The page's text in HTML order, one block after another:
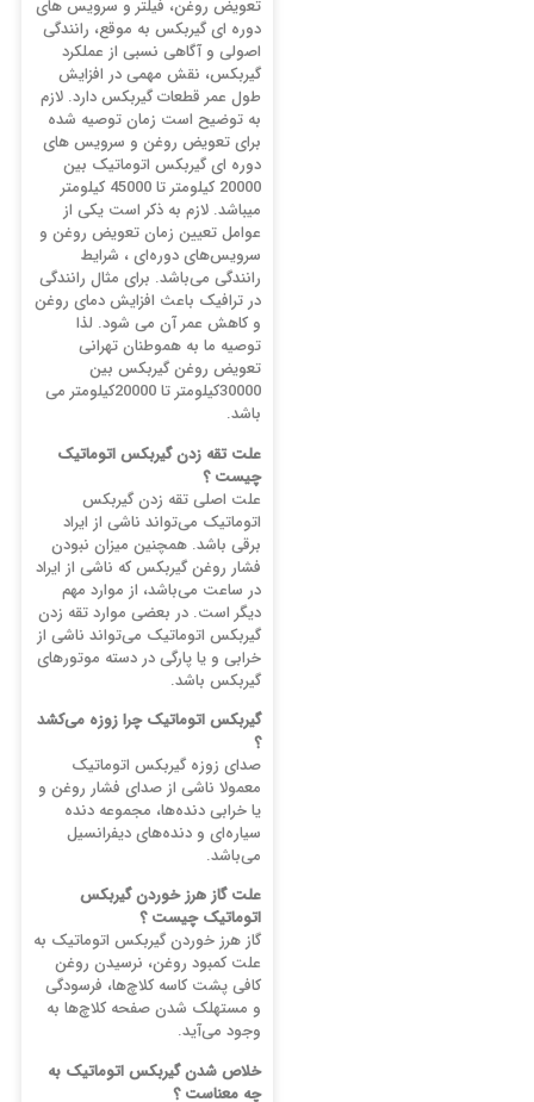
تعویض روغن، فیلتر و سرویس‌ های
دوره‌ ای گیربکس به موقع، رانندگی
اصولی و آگاهی نسبی از عملکرد
گیربکس، نقش مهمی در افزایش
طول عمر قطعات گیربکس دارد. لازم
به توضیح است زمان توصیه شده
برای تعویض روغن و سرویس‌ های
دوره‌ ای گیربکس اتوماتیک بین
20000 کیلومتر تا 45000 کیلومتر
میباشد. لازم به ذکر است یکی از
عوامل تعیین زمان تعویض روغن و
سرویس‌‌های دوره‌‌ای ، شرایط
رانندگی می‌باشد. برای مثال رانندگی
در ترافیک باعث افزایش دمای روغن
و کاهش عمر آن می شود. لذا
توصیه ما به هموطنان تهرانی
تعویض روغن گیربکس بین
30000کیلومتر تا 20000کیلومتر می
علت تقه زدن گیربکس اتوماتیک
علت اصلی تقه زدن گیربکس
اتوماتیک می‌تواند ناشی از ایراد
برقی باشد. همچنین میزان نبودن
فشار روغن گیربکس که ناشی از ایراد
در ساعت می‌باشد، از موارد مهم
دیگر است. در بعضی موارد تقه زدن
گیربکس اتوماتیک می‌تواند ناشی از
خرابی و یا پارگی در دسته موتورهای
گیربکس باشد.
گیربکس اتوماتیک چرا زوزه می‌کشد
صدای زوزه گیربکس اتوماتیک
معمولا ناشی از صدای فشار روغن و
یا خرابی دنده‌ها، مجموعه دنده
سیاره‌ای و دنده‌های دیفرانسیل
علت گاز هرز خوردن گیربکس
اتوماتیک چیست ؟
گاز هرز خوردن گیربکس اتوماتیک به
علت کمبود روغن، نرسیدن روغن
کافی پشت کاسه کلاچ‌ها، فرسودگی
و مستهلک شدن صفحه کلاچ‌ها به
وجود می‌آید.
خلاص شدن گیربکس اتوماتیک به
چه معناست ؟